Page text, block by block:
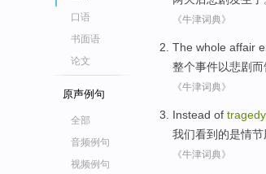
口语
书面语
论文
原声例句
全部
音频例句
视频例句
《牛津词典》
The whole affair
整个事件以悲剧而
《牛津词典》
Instead of tragedy,
我们看到的是情节
《牛津词典》